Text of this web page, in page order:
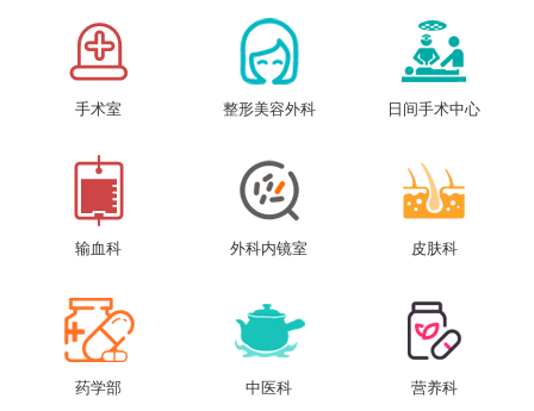
手术室 整形美容外科 日间手术中心
输血科 外科内镜室 皮肤科
药学部 中医科 营养科